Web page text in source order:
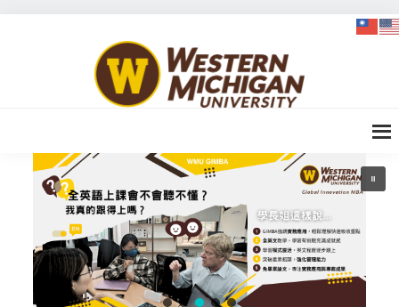
Skip
Skip
Skip
WMU-
GIMBA
全球創
新管理